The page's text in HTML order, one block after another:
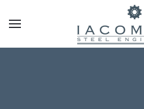
Skip to main content